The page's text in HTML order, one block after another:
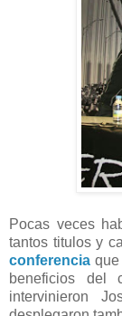
Pocas veces
tantos titulos y
conferencia
beneficios del
intervinieron